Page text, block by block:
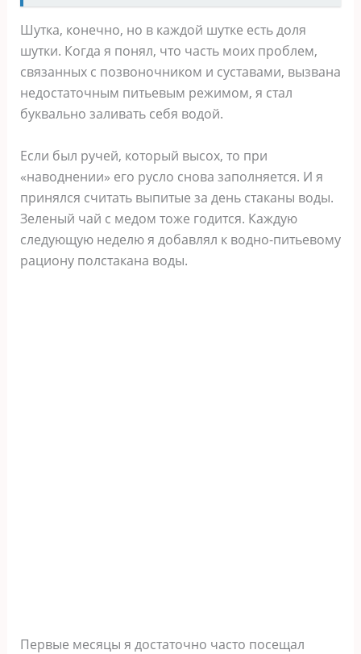
Шутка, конечно, но в каждой шутке есть доля
шутки. Когда я понял, что часть моих проблем,
связанных с позвоночником и суставами, вызвана
недостаточным питьевым режимом, я стал
буквально заливать себя водой.
Если был ручей, который высох, то при
«наводнении» его русло снова заполняется. И я
принялся считать выпитые за день стаканы воды.
Зеленый чай с медом тоже годится. Каждую
следующую неделю я добавлял к водно-питьевому
рациону полстакана воды.
Первые месяцы я достаточно часто посещал